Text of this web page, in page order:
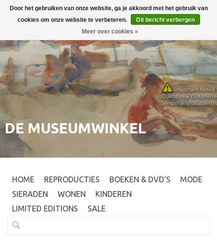
Inloggen 0
DE MUSEUMWINKEL
HOME REPRODUCTIES BOEKEN & DVD'S
MODE
SIERADEN
WONEN
KINDEREN
LIMITED EDITIONS
SALE
Door het gebruiken van onze website, ga je akkoord met het gebruik van
cookies om onze website te verbeteren.
Dit bericht verbergen
Meer over cookies »